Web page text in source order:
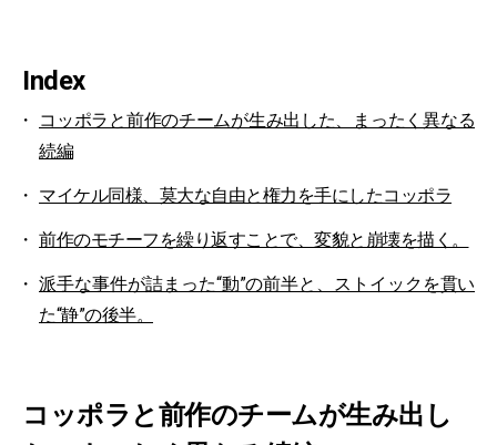
Index
コッポラと前作のチームが生み出した、まったく異なる
続編
マイケル同様、莫大な自由と権力を手にしたコッポラ
前作のモチーフを繰り返すことで、変貌と崩壊を描く。
派手な事件が詰まった“動”の前半と、ストイックを貫い
た“静”の後半。
コッポラと前作のチームが生み出し